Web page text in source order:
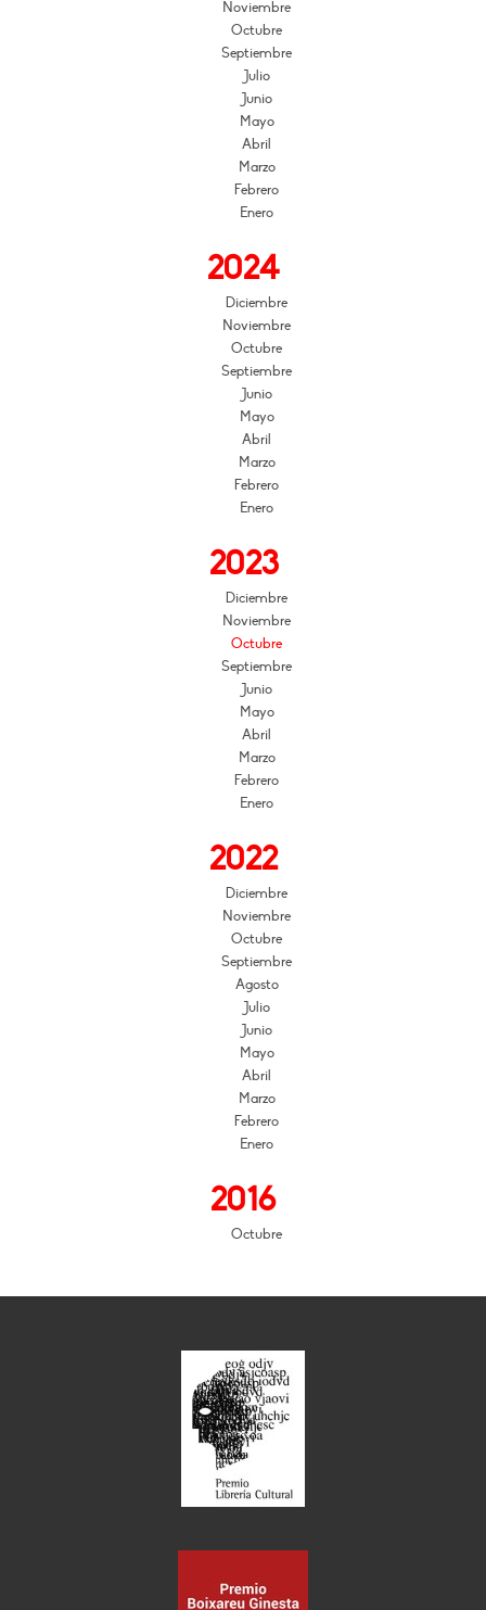
Noviembre
Octubre
Septiembre
Julio
Junio
Mayo
Abril
Marzo
Febrero
Enero
2024
Diciembre
Noviembre
Octubre
Septiembre
Junio
Mayo
Abril
Marzo
Febrero
Enero
2023
Diciembre
Noviembre
Octubre
Septiembre
Junio
Mayo
Abril
Marzo
Febrero
Enero
2022
Diciembre
Noviembre
Octubre
Septiembre
Agosto
Julio
Junio
Mayo
Abril
Marzo
Febrero
Enero
2016
Octubre